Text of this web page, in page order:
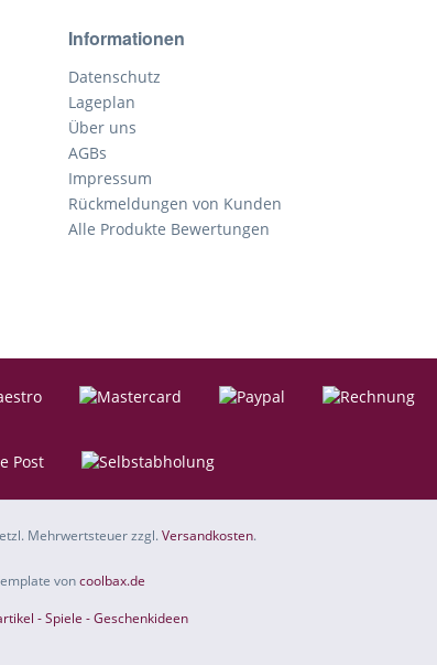
Informationen
Datenschutz
Lageplan
Über uns
AGBs
Impressum
Rückmeldungen von Kunden
Alle Produkte Bewertungen
Mehrwertsteuer zzgl.Versandkosten.
voncoolbax.de
- Spiele - Geschenkideen